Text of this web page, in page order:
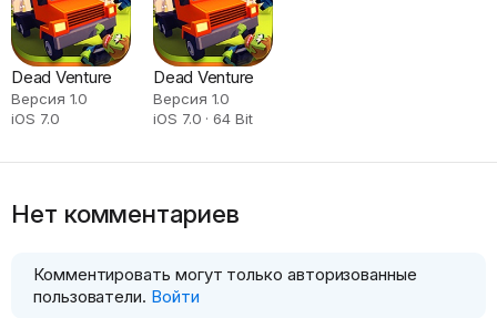
Dead Venture
Версия 1.0
iOS 7.0
Dead Venture
Версия 1.0
iOS 7.0 · 64 Bit
Нет комментариев
Комментировать могут только авторизованные
пользователи. Войти